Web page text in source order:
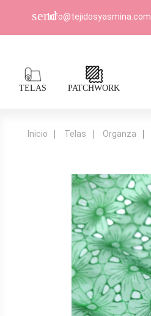
sendInfo@tejidosyasmina.com
TELAS PATCHWORK
Inicio Telas Organza